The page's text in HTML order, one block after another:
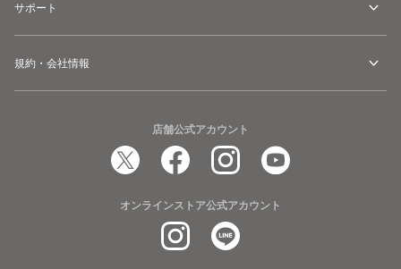
サポート
規約・会社情報
店舗公式アカウント
オンラインストア公式アカウント